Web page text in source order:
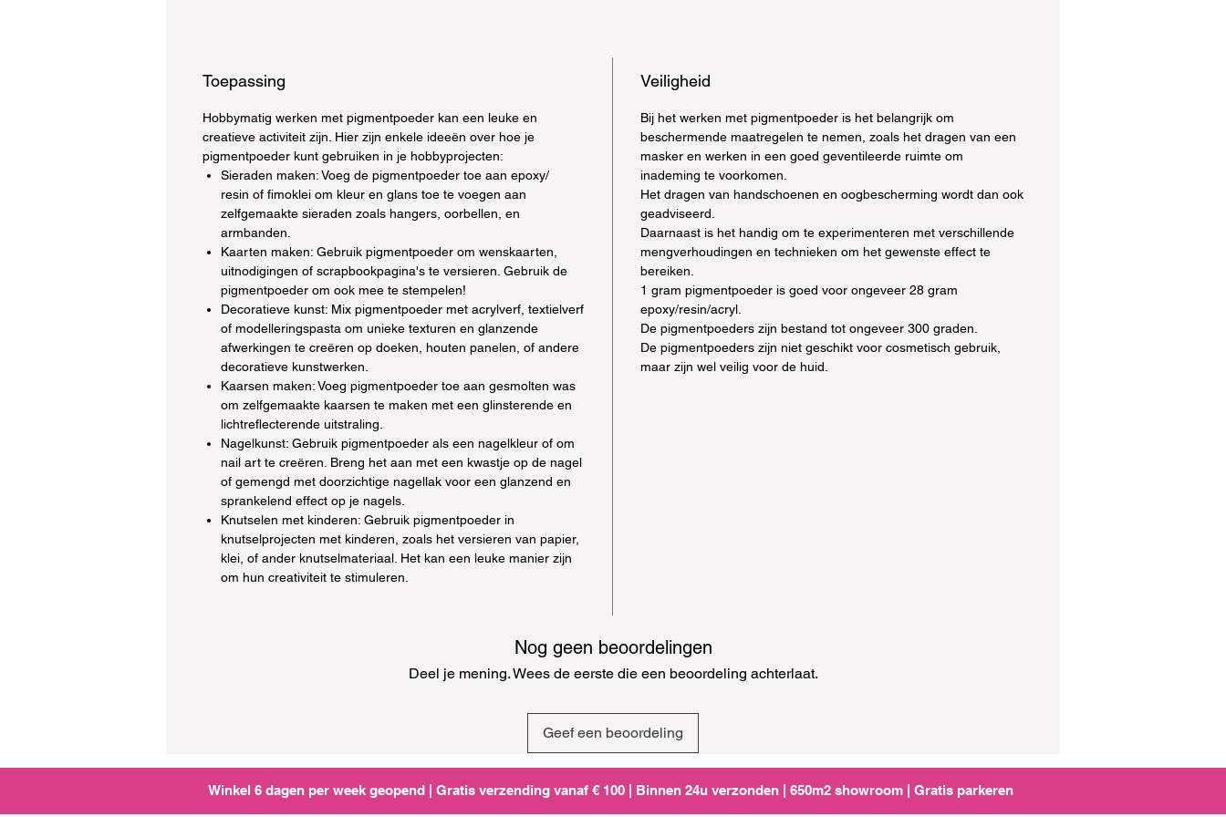
Toepassing
Hobbymatig werken met pigmentpoeder kan een leuke en
creatieve activiteit zijn. Hier zijn enkele ideeën over hoe je
pigmentpoeder kunt gebruiken in je hobbyprojecten:
Sieraden maken: Voeg de pigmentpoeder toe aan epoxy/
resin of fimoklei om kleur en glans toe te voegen aan
zelfgemaakte sieraden zoals hangers, oorbellen, en
armbanden.
Kaarten maken: Gebruik pigmentpoeder om wenskaarten,
uitnodigingen of scrapbookpagina's te versieren. Gebruik de
pigmentpoeder om ook mee te stempelen!
Decoratieve kunst: Mix pigmentpoeder met acrylverf, textielverf
of modelleringspasta om unieke texturen en glanzende
afwerkingen te creëren op doeken, houten panelen, of andere
decoratieve kunstwerken.
Kaarsen maken: Voeg pigmentpoeder toe aan gesmolten was
om zelfgemaakte kaarsen te maken met een glinsterende en
lichtreflecterende uitstraling.
Nagelkunst: Gebruik pigmentpoeder als een nagelkleur of om
nail art te creëren. Breng het aan met een kwastje op de nagel
of gemengd met doorzichtige nagellak voor een glanzend en
sprankelend effect op je nagels.
Knutselen met kinderen: Gebruik pigmentpoeder in
knutselprojecten met kinderen, zoals het versieren van papier,
klei, of ander knutselmateriaal. Het kan een leuke manier zijn
om hun creativiteit te stimuleren.
Veiligheid
Bij het werken met pigmentpoeder is het belangrijk om
beschermende maatregelen te nemen, zoals het dragen van een
masker en werken in een goed geventileerde ruimte om
inademing te voorkomen.
Het dragen van handschoenen en oogbescherming wordt dan ook
geadviseerd.
Daarnaast is het handig om te experimenteren met verschillende
mengverhoudingen en technieken om het gewenste effect te
bereiken.
1 gram pigmentpoeder is goed voor ongeveer 28 gram
epoxy/resin/acryl.
De pigmentpoeders zijn bestand tot ongeveer 300 graden.
De pigmentpoeders zijn niet geschikt voor cosmetisch gebruik,
maar zijn wel veilig voor de huid.
Nog geen beoordelingen
Deel je mening. Wees de eerste die een beoordeling achterlaat.
Geef een beoordeling
Winkel 6 dagen per week geopend | Gratis verzending vanaf € 100 | Binnen 24u verzonden | 650m2 showroom | Gratis parkeren